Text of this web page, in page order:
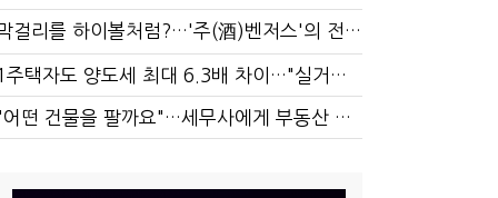
막걸리를 하이볼처럼?…'주(酒)벤저스'의 전통주 즐기는 법
1주택자도 양도세 최대 6.3배 차이…"실거주 요건 강화하자"
"어떤 건물을 팔까요"…세무사에게 부동산 고민을 털어놓는 이유